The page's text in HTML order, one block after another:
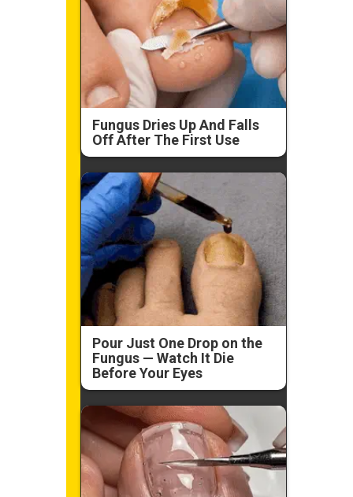
Fungus Dries Up And Falls
Off After The First Use
Pour Just One Drop on the
Fungus — Watch It Die
Before Your Eyes